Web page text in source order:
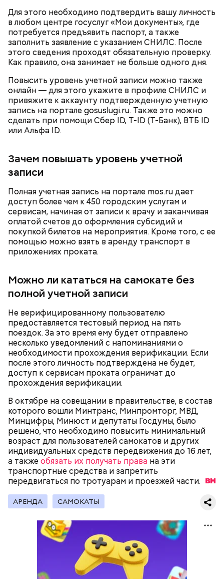
Для этого необходимо подтвердить вашу личность
в любом центре госуслуг «Мои документы», где
потребуется предъявить паспорт, а также
заполнить заявление с указанием СНИЛС. После
этого сведения проходят обязательную проверку.
Как правило, она занимает не больше одного дня.
Повысить уровень учетной записи можно также
онлайн — для этого укажите в профиле СНИЛС и
привяжите к аккаунту подтвержденную учетную
запись на портале gosuslugi.ru. Также это можно
сделать при помощи Сбер ID, T-ID (T-Банк), ВТБ ID
или Альфа ID.
Зачем повышать уровень учетной
записи
Полная учетная запись на портале mos.ru дает
доступ более чем к 450 городским услугам и
сервисам, начиная от записи к врачу и заканчивая
оплатой счетов до оформления субсидий и
покупкой билетов на мероприятия. Кроме того, с ее
помощью можно взять в аренду транспорт в
приложениях проката.
Можно ли кататься на самокате без
полной учетной записи
Не верифицированному пользователю
предоставляется тестовый период на пять
поездок. За это время ему будет отправлено
несколько уведомлений с напоминаниями о
необходимости прохождения верификации. Если
после этого личность подтверждена не будет,
доступ к сервисам проката ограничат до
прохождения верификации.
В октябре на совещании в правительстве, в состав
которого вошли Минтранс, Минпромторг, МВД,
Минцифры, Минюст и депутаты Госдумы, было
решено, что необходимо повысить минимальный
возраст для пользователей самокатов и других
индивидуальных средств передвижения до 16 лет,
а также обязать их получать права на эти
транспортные средства и запретить
передвигаться по тротуарам и проезжейчасти.
АРЕНДА САМОКАТЫ
В настоящее время велоинфраструктура «Зеленого
кольца» реализована в пяти округах города,
подчеркнули в ЦОДД:
районов. Таким образом, жители разных районов
смогут как отдыхать, так и ездить по делам по
реализованным велополосам и велодорожкам.
Фото: Shutterstock
Где проходит
Существуют несколько версий, какой именно дом
стал прототипом жилища Мастера. Но согласно
самой популярной — это подвал дома № 9, что в
Мансуровском переулке. Здесь жили друзья
Булгакова — братья Топлениновы. Писатель часто
приходил к ним в гости и работал над «Мастером и
Маргаритой».
Небольшой деревянный дом построили в начале
XIX века, предположительно, в 1830 годах. В здании
под жилое помещение.
«Кинематографическая лужа»:
булгаковед — о новой
экранизации «Мастера и
Маргариты»
Большой Гнездниковский переулок
Метароман не для всех: чем
удивит новая экранизация
«Мастера и Маргариты»
Символом Московского зоопарка является дикий
кот — манул Тимофей. С ним можно даже немного
поиграть, конечно же, за защитным стеклом.
Однако оно не мешает котику весело резвиться с
гостями зоопарка.
Топ-10 милых зверят, которые
зоопарке
Парк Горького
парком страны, ведь это одно из самых любимых
мест москвичей. Огромный комплекс занимает
более 219 гектаров. По нему приятно совершить
неспешную прогулку в окружении цветущих клумб
или провести время более активно. Например,
покататься на велосипедах или самокатах по
Более 40 тысяч пассажиров
речной вокзал в июне